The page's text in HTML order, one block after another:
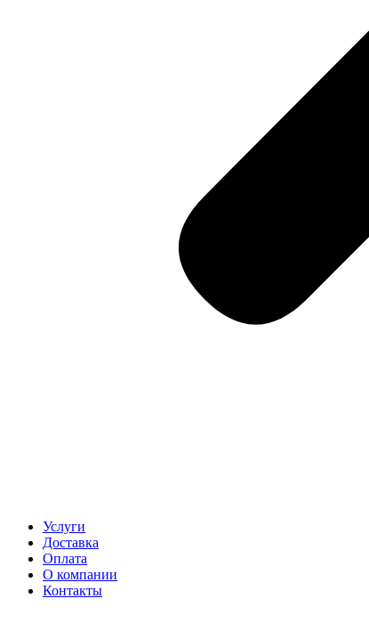
Услуги
Доставка
Оплата
О компании
Контакты